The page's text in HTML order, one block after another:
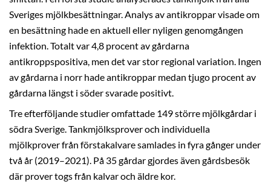
Sveriges mjölkbesättningar. Analys av antikroppar visade om
en besättning hade en aktuell eller nyligen genomgången
infektion. Totalt var 4,8 procent av gårdarna
antikroppspositiva, men det var stor regional variation. Ingen
av gårdarna i norr hade antikroppar medan tjugo procent av
gårdarna längst i söder svarade positivt.
Tre efterföljande studier omfattade 149 större mjölkgårdar i
södra Sverige. Tankmjölksprover och individuella
mjölkprover från förstakalvare samlades in fyra gånger under
två år (2019–2021). På 35 gårdar gjordes även gårdsbesök
där prover togs från kalvar och äldre kor.